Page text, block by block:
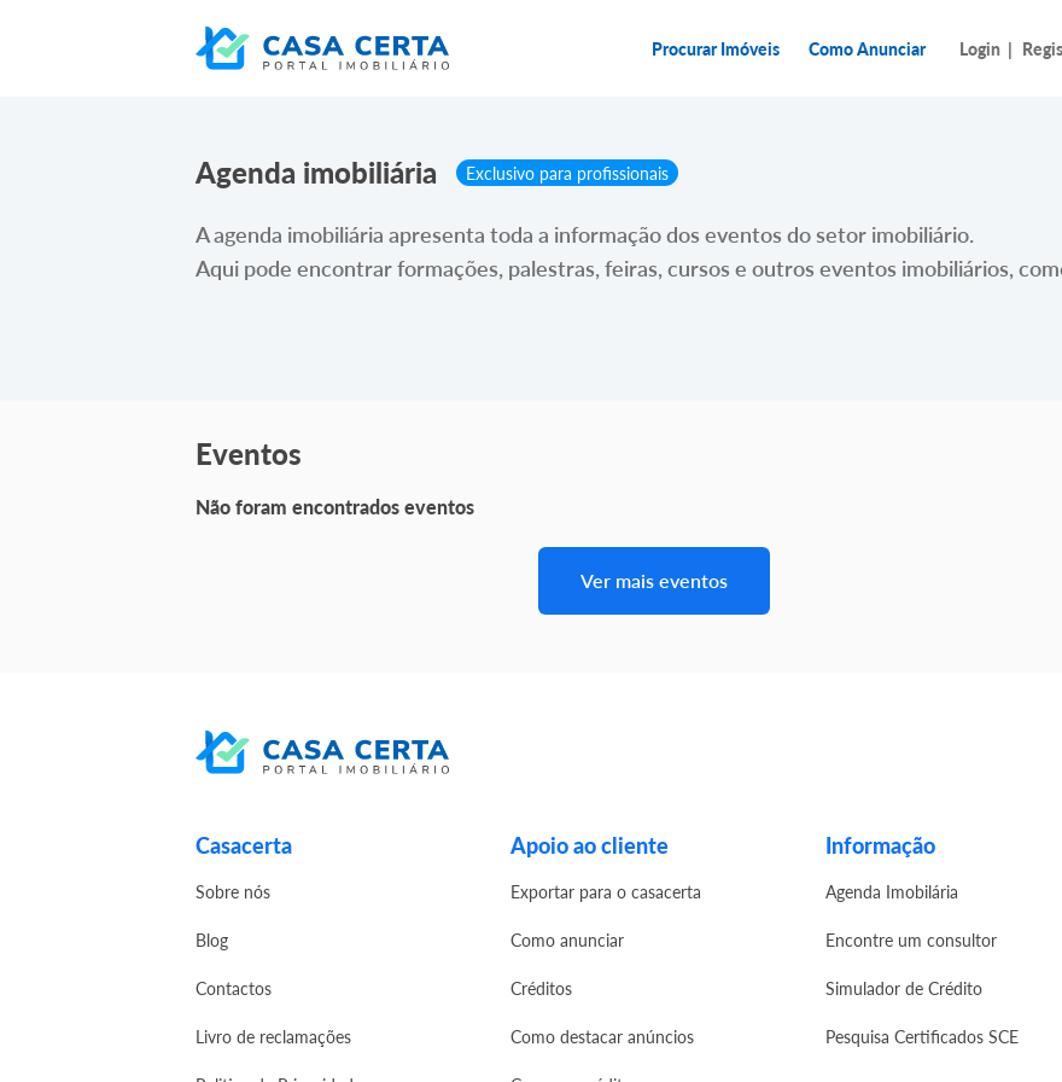
Procurar Imóveis Como Anunciar Login |
Agenda imobiliária Exclusivo para profissionais
A agenda imobiliária apresenta toda a informação dos eventos do setor imobiliário.
Aqui pode encontrar formações, palestras, feiras, cursos e outros eventos imobiliários,
Eventos
Não foram encontrados eventos
Ver mais eventos
Casacerta
Sobre nós
Blog
Contactos
Livro de reclamações
Apoio ao cliente
Exportar para o casacerta
Como anunciar
Créditos
Como destacar anúncios
Informação
Agenda Imobilária
Encontre um consultor
Simulador de Crédito
Pesquisa Certificados SCE